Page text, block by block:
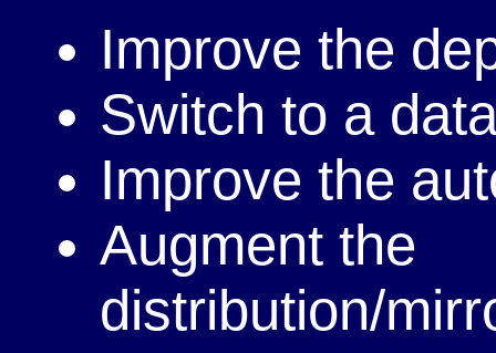
Improve the
Switch to a
Improve the
Augment the
distribution/